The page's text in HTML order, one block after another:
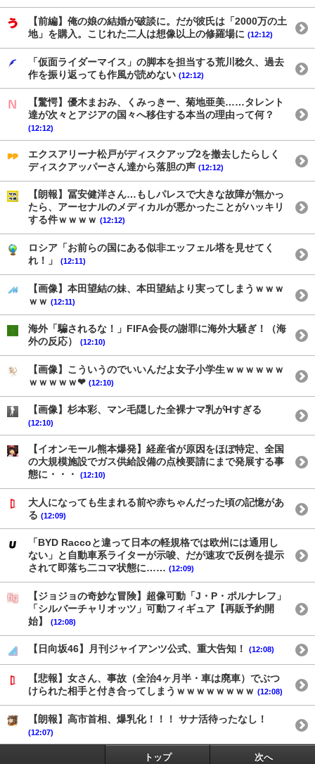
【前編】俺の娘の結婚が破談に。だが彼氏は「2000万の土
地」を購入。こじれた二人は想像以上の修羅場に (12:12)
「仮面ライダーマイス」の脚本を担当する荒川稔久、過去
作を振り返っても作風が読めない (12:12)
【驚愕】優木まおみ、くみっきー、菊地亜美……タレント
達が次々とアジアの国々へ移住する本当の理由って何？
(12:12)
エクスアリーナ松戸がディスクアップ2を撤去したらしく
ディスクアッパーさん達から落胆の声 (12:12)
【朗報】冨安健洋さん…もしパレスで大きな故障が無かっ
たら、アーセナルのメディカルが悪かったことがハッキリ
する件ｗｗｗｗ (12:12)
ロシア「お前らの国にある似非エッフェル塔を見せてく
れ！」
(12:11)
【画像】本田望結の妹、本田望結より実ってしまうｗｗｗ
ｗｗ (12:11)
海外「騙されるな！」FIFA会長の謝罪に海外大騒ぎ！（海
外の反応）
(12:10)
【画像】こういうのでいいんだよ女子小学生ｗｗｗｗｗｗ
ｗｗｗｗｗ❤ (12:10)
【画像】杉本彩、マン毛隠した全裸ナマ乳がHすぎる
(12:10)
【イオンモール熊本爆発】経産省が原因をほぼ特定、全国
の大規模施設でガス供給設備の点検要請にまで発展する事
態に・・・
(12:10)
大人になっても生まれる前や赤ちゃんだった頃の記憶があ
る (12:09)
「BYD Raccoと違って日本の軽規格では欧州には通用し
ない」と自動車系ライターが示唆、だが速攻で反例を提示
されて即落ち二コマ状態に…… (12:09)
【ジョジョの奇妙な冒険】超像可動「J・P・ポルナレフ」
「シルバーチャリオッツ」可動フィギュア【再販予約開
始】
(12:08)
【日向坂46】月刊ジャイアンツ公式、重大告知！ (12:08)
【悲報】女さん、事故（全治4ヶ月半・車は廃車）でぶつ
けられた相手と付き合ってしまうｗｗｗｗｗｗｗｗ (12:08)
【朗報】高市首相、爆乳化！！！ サナ活待ったなし！
(12:07)
トップ 次へ